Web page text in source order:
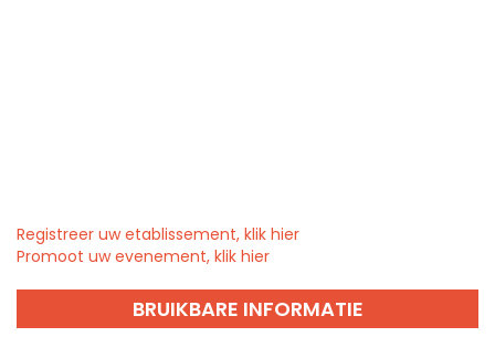
Registreer uw etablissement, klik hier
Promoot uw evenement, klik hier
BRUIKBARE INFORMATIE